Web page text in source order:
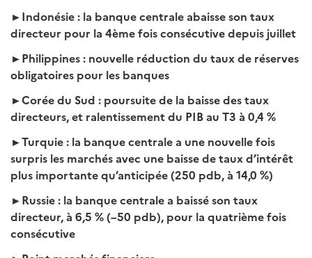
►Indonésie : la banque centrale abaisse son taux
directeur pour la 4ème fois consécutive depuis juillet
►Philippines : nouvelle réduction du taux de réserves
obligatoires pour les banques
►Corée du Sud : poursuite de la baisse des taux
directeurs, et ralentissement du PIB au T3 à 0,4 %
►Turquie : la banque centrale a une nouvelle fois
surpris les marchés avec une baisse de taux d’intérêt
plus importante qu’anticipée (250 pdb, à 14,0 %)
►Russie : la banque centrale a baissé son taux
directeur, à 6,5 % (–50 pdb), pour la quatrième fois
consécutive